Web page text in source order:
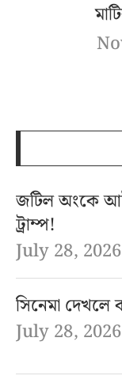
জটিল অংকে
ট্রাম্প!
July 28, 2026
সিনেমা
July 28, 2026